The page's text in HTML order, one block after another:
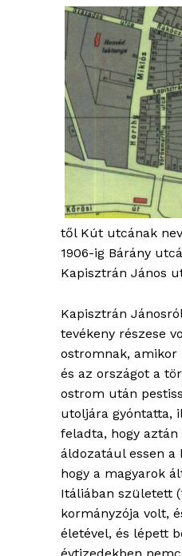
től Kút utcának
1906-ig Bárány
Kapisztrán János
Kapisztrán
tevékeny részese
ostromnak, amikor
és az országot a
ostrom után
utoljára gyóntatta,
feladta, hogy
áldozatául essen a
hogy a magyarok
Itáliában született
kormányzója volt,
életével, és lépett